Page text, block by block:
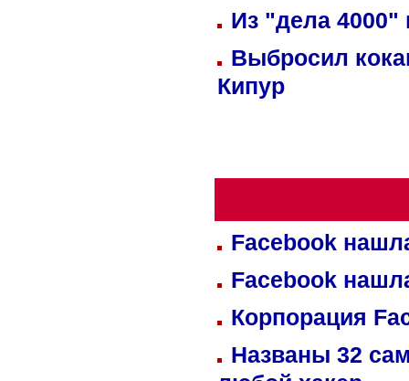
Из "дела 4000"
Выбросил
Кипур
Facebook
Facebook
Корпорация
Названы 32